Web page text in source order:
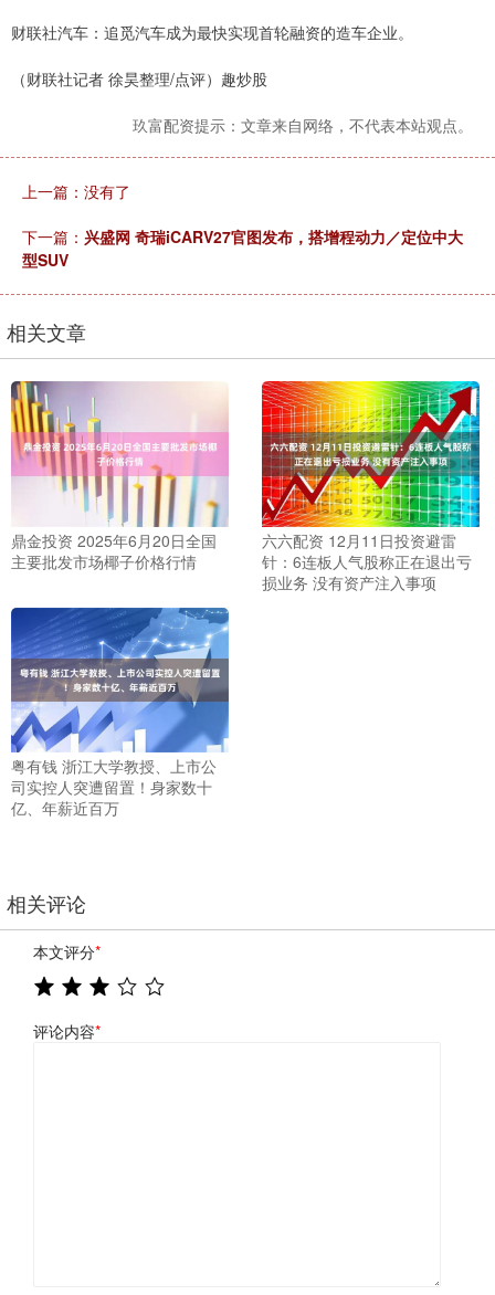
财联社汽车：追觅汽车成为最快实现首轮融资的造车企业。
（财联社记者 徐昊整理/点评）趣炒股
玖富配资提示：文章来自网络，不代表本站观点。
上一篇：没有了
下一篇： 兴盛网 奇瑞iCARV27官图发布，搭增程动力／定位中大
型SUV
相关文章
鼎金投资 2025年6月20日全国
主要批发市场椰子价格行情
六六配资 12月11日投资避雷
针：6连板人气股称正在退出亏
损业务 没有资产注入事项
粤有钱 浙江大学教授、上市公
司实控人突遭留置！身家数十
亿、年薪近百万
相关评论
本文评分*
评论内容*